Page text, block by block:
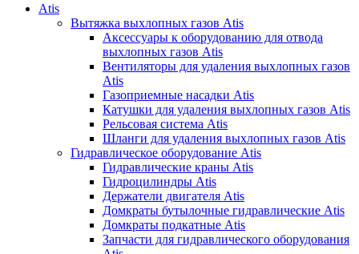
Atis
Вытяжка выхлопных газов Atis
Аксессуары к оборудованию для отвода
выхлопных газов Atis
Вентиляторы для удаления выхлопных газов
Atis
Газоприемные насадки Atis
Катушки для удаления выхлопных газов Atis
Рельсовая система Atis
Шланги для удаления выхлопных газов Atis
Гидравлическое оборудование Atis
Гидравлические краны Atis
Гидроцилиндры Atis
Держатели двигателя Atis
Домкраты бутылочные гидравлические Atis
Домкраты подкатные Atis
Запчасти для гидравлического оборудования